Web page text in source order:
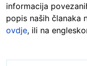
informacija
popis naših članaka
ovdje, ili na